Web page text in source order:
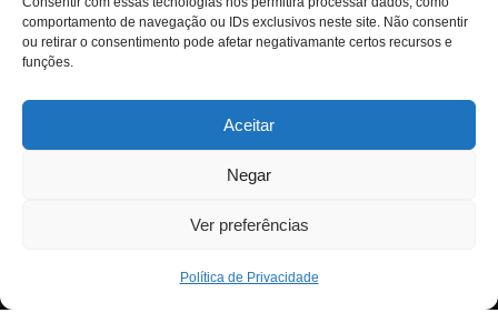
comportamento de navegação ou IDs exclusivos neste site. Não consentir
ou retirar o consentimento pode afetar negativamante certos recursos e
funções.
Aceitar
Negar
Ver preferências
Política de Privacidade
| Criado comWordPress